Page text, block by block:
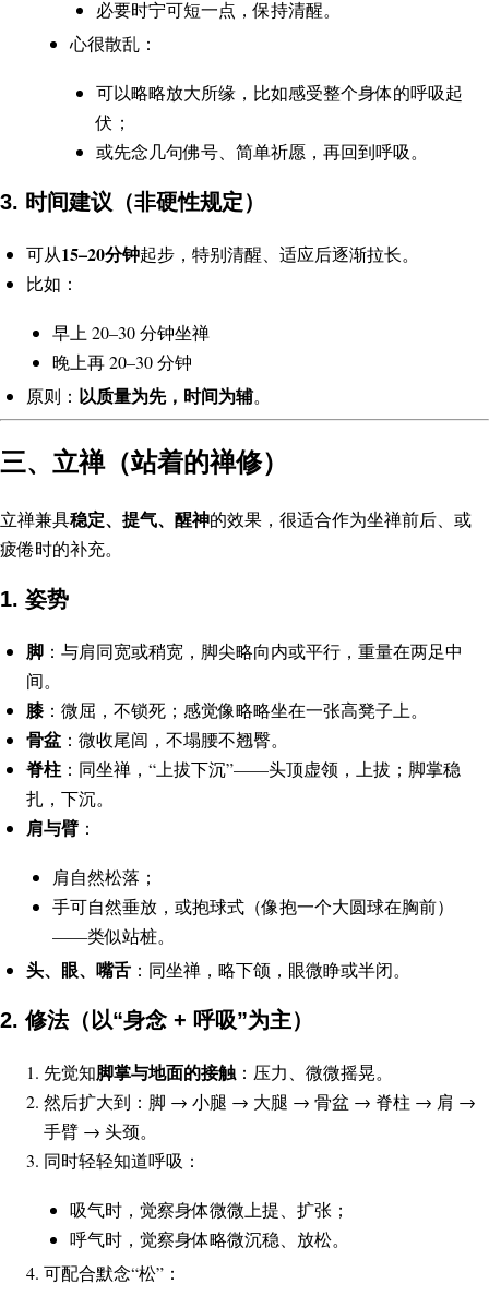
必要时宁可短一点，保持清醒。
心很散乱：
可以略略放大所缘，比如感受整个身体的呼吸起
伏；
或先念几句佛号、简单祈愿，再回到呼吸。
3. 时间建议（非硬性规定）
可从15–20分钟起步，特别清醒、适应后逐渐拉长。
比如：
早上 20–30 分钟坐禅
晚上再 20–30 分钟
原则： 以质量为先，时间为辅。
三、立禅（站着的禅修）
立禅兼具稳定、提气、醒神的效果，很适合作为坐禅前后、或
疲倦时的补充。
1. 姿势
脚 ：与肩同宽或稍宽，脚尖略向内或平行，重量在两足中
间。
膝：微屈，不锁死；感觉像略略坐在一张高凳子上。
骨盆 ：微收尾闾，不塌腰不翘臀。
脊柱 ：同坐禅，“上拔下沉”——头顶虚领，上拔；脚掌稳
扎，下沉。
肩与臂 ：
肩自然松落；
手可自然垂放，或抱球式（像抱一个大圆球在胸前）
——类似站桩。
头、眼、嘴舌 ：同坐禅，略下颌，眼微睁或半闭。
2. 修法（以“身念 + 呼吸”为主）
先觉知脚掌与地面的接触 ：压力、微微摇晃。
然后扩大到：脚 → 小腿 → 大腿 → 骨盆 → 脊柱 → 肩 →
手臂 → 头颈。
同时轻轻知道呼吸：
吸气时，觉察身体微微上提、扩张；
呼气时，觉察身体略微沉稳、放松。
可配合默念“松”：